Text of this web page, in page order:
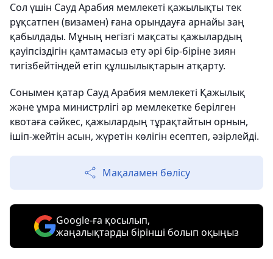
Сол үшін Сауд Арабия мемлекеті қажылықты тек
рұқсатпен (визамен) ғана орындауға арнайы заң
қабылдады. Мұның негізгі мақсаты қажылардың
қауіпсіздігін қамтамасыз ету әрі бір-біріне зиян
тигізбейтіндей етіп құлшылықтарын атқарту.
Сонымен қатар Сауд Арабия мемлекеті Қажылық
және ұмра министрлігі әр мемлекетке берілген
квотаға сәйкес, қажылардың тұрақтайтын орнын,
ішіп-жейтін асын, жүретін көлігін есептеп, әзірлейді.
Мақаламен бөлісу
Google-ға қосылып,
жаңалықтарды бірінші болып оқыңыз